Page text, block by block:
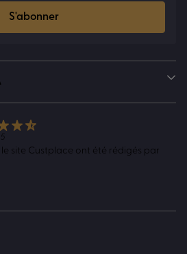
S'abonner
le site Custplace ont été rédigés par